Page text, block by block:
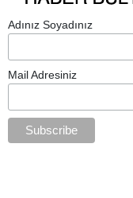
Adınız Soyadınız
Mail Adresiniz